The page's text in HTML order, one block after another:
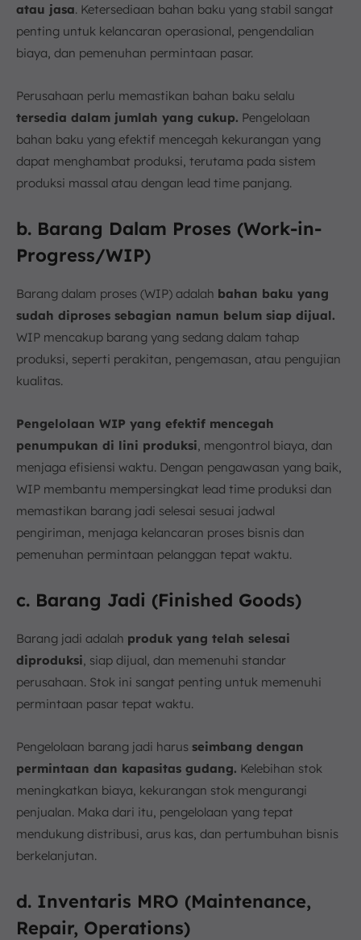
atau jasa. Ketersediaan bahan baku yang stabil sangat
penting untuk kelancaran operasional, pengendalian
biaya, dan pemenuhan permintaan pasar.
Perusahaan perlu memastikan bahan baku selalu
tersedia dalam jumlah yang cukup. Pengelolaan
bahan baku yang efektif mencegah kekurangan yang
dapat menghambat produksi, terutama pada sistem
produksi massal atau dengan lead time panjang.
b. Barang Dalam Proses (Work-in-
Progress/WIP)
Barang dalam proses (WIP) adalah bahan baku yang
sudah diproses sebagian namun belum siap dijual.
WIP mencakup barang yang sedang dalam tahap
produksi, seperti perakitan, pengemasan, atau pengujian
kualitas.
Pengelolaan WIP yang efektif mencegah
penumpukan di lini produksi , mengontrol biaya, dan
menjaga efisiensi waktu. Dengan pengawasan yang baik,
WIP membantu mempersingkat lead time produksi dan
memastikan barang jadi selesai sesuai jadwal
pengiriman, menjaga kelancaran proses bisnis dan
pemenuhan permintaan pelanggan tepat waktu.
c. Barang Jadi (Finished Goods)
Barang jadi adalah produk yang telah selesai
diproduksi , siap dijual, dan memenuhi standar
perusahaan. Stok ini sangat penting untuk memenuhi
permintaan pasar tepat waktu.
Pengelolaan barang jadi harus seimbang dengan
permintaan dan kapasitas gudang. Kelebihan stok
meningkatkan biaya, kekurangan stok mengurangi
penjualan. Maka dari itu, pengelolaan yang tepat
mendukung distribusi, arus kas, dan pertumbuhan bisnis
berkelanjutan.
d. Inventaris MRO (Maintenance,
Repair, Operations)